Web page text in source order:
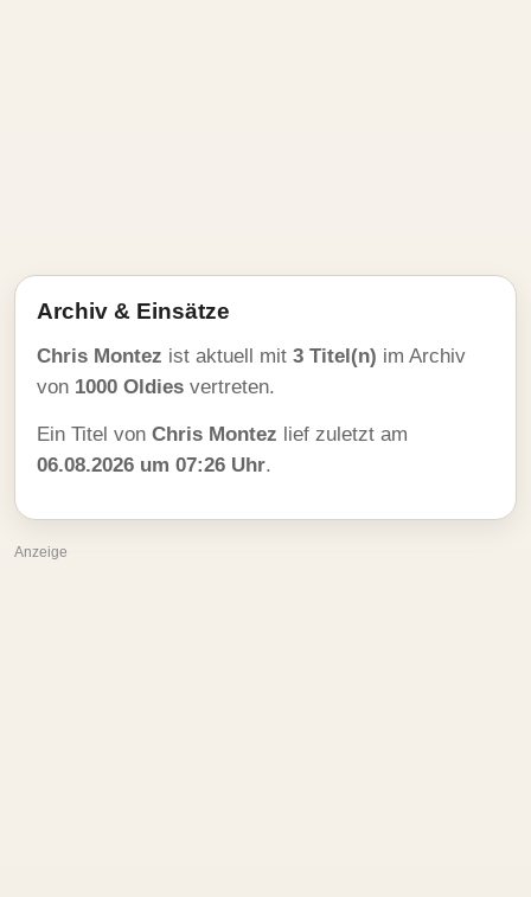
Archiv & Einsätze
Chris Montez ist aktuell mit 3 Titel(n) im Archiv
von 1000 Oldies vertreten.
Ein Titel von Chris Montez lief zuletzt am
06.08.2026 um 07:26 Uhr.
Anzeige